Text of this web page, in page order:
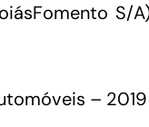
Fungetur,
S/
– 2019